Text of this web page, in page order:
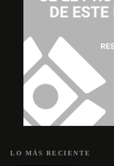
LO MÁS RECIENTE